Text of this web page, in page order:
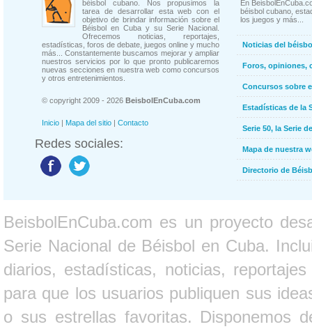
béisbol cubano. Nos propusimos la
tarea de desarrollar esta web con el
objetivo de brindar información sobre el
Béisbol en Cuba y su Serie Nacional.
Ofrecemos noticias, reportajes,
estadísticas, foros de debate, juegos online y mucho
más... Constantemente buscamos mejorar y ampliar
nuestros servicios por lo que pronto publicaremos
nuevas secciones en nuestra web como concursos
y otros entretenimientos.
© copyright 2009 - 2026 BeisbolEnCuba.com
Inicio | Mapa del sitio | Contacto
Redes sociales:
En
béisbol cubano,
los juegos y más...
Noticias del
Foros, opiniones,
Concursos sobre
Estadísticas de la
Serie 50, la Serie
Mapa de nuestra
Directorio de
BeisbolEnCuba.com es un proyecto
Serie Nacional de Béisbol en Cuba.
diarios, estadísticas, noticias,
para que los usuarios publiquen sus
o sus estrellas favoritas. Disponemos